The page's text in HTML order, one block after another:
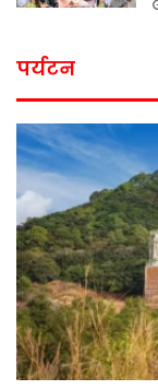
पर्यटन